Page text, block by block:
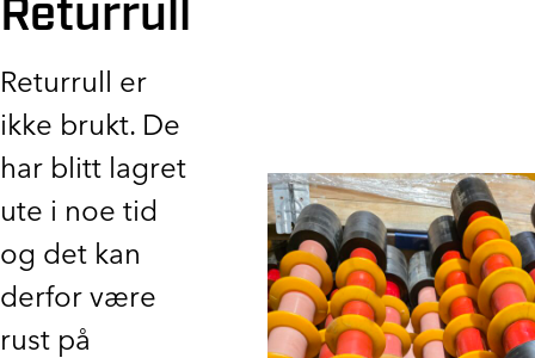
Returrull er
ikke brukt. De
har blitt lagret
ute i noe tid
og det kan
derfor være
rust på